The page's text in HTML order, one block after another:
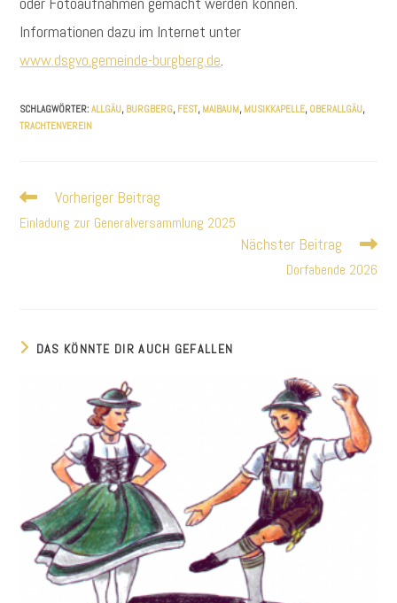
Informationen dazu im Internet unter
www.dsgvo.gemeinde-burgberg.de
SCHLAGWÖRTER:ALLGÄU, BURGBERG, FEST, MAIBAUM, MUSIKKAPELLE, OBERALLGÄU,
TRACHTENVEREIN
Weitere
ansehen
Vorheriger Beitrag
Einladung zur Generalversammlung 2025
Nächster Beitrag
Dorfabende 2026
DAS KÖNNTE DIR AUCH GEFALLEN